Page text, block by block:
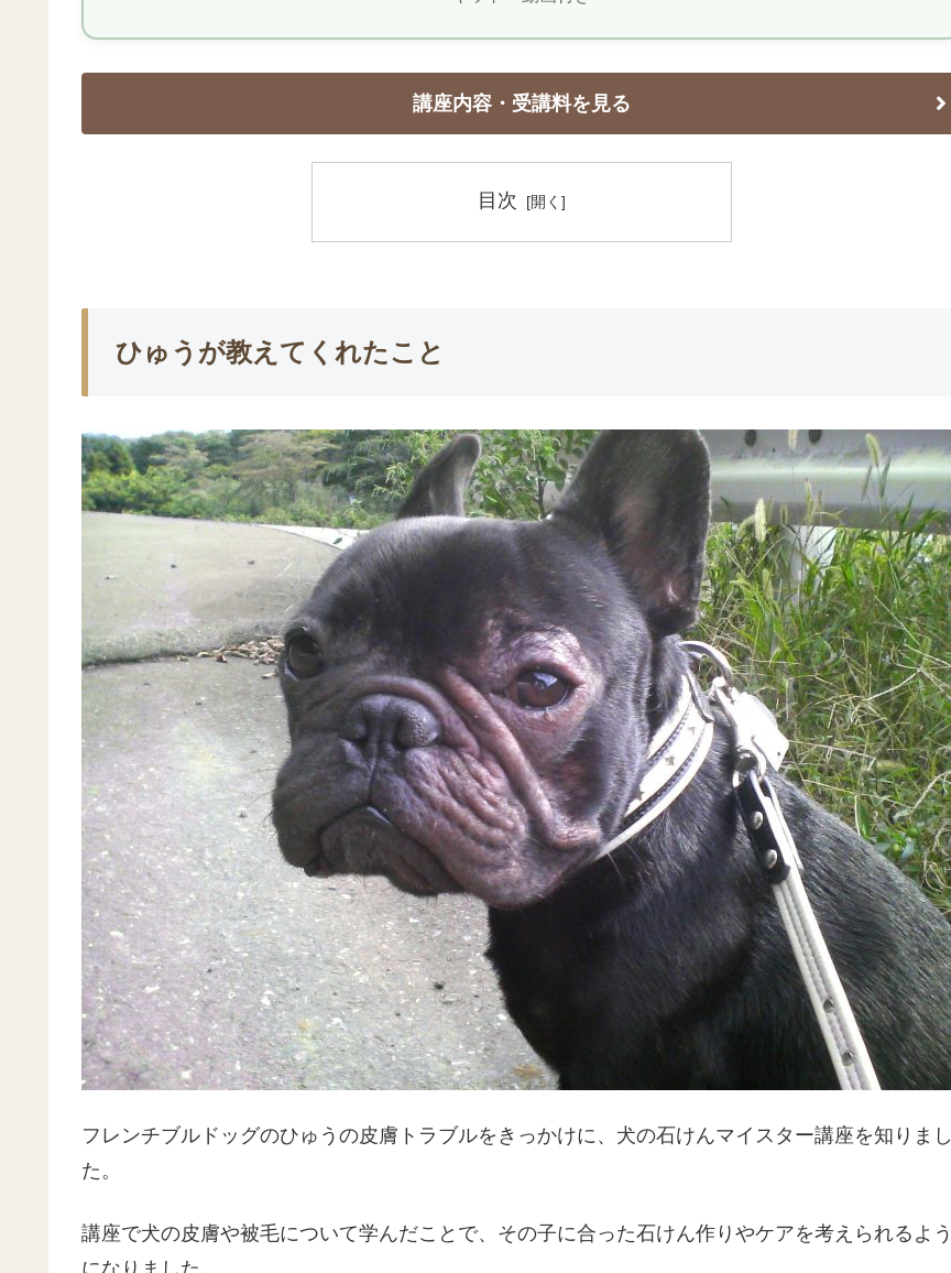
講座内容・受講料を見る
目次
ひゅうが教えてくれたこと
フレンチブルドッグのひゅうの皮膚トラブルをきっかけに、犬の石けんマイスター講座を知りまし
た。
講座で犬の皮膚や被毛について学んだことで、その子に合った石けん作りやケアを考えられるよう